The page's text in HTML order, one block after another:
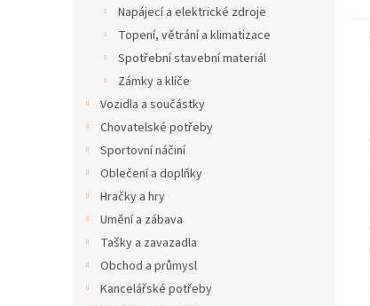
Napájecí a elektrické zdroje
Topení, větrání a klimatizace
Spotřební stavební materiál
Zámky a klíče
Vozidla a součástky
Chovatelské potřeby
Sportovní náčiní
Oblečení a doplňky
Hračky a hry
Umění a zábava
Tašky a zavazadla
Obchod a průmysl
Kancelářské potřeby